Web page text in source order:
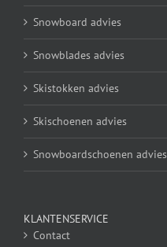
Snowboard advies
Snowblades advies
Skistokken advies
Skischoenen advies
Snowboardschoenen advies
KLANTENSERVICE
Contact